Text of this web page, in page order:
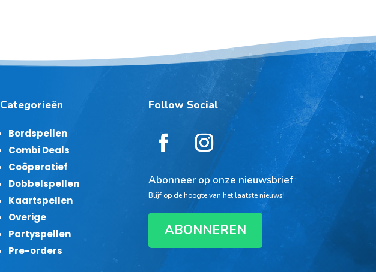
Categorieën
Bordspellen
Combi Deals
Coöperatief
Dobbelspellen
Kaartspellen
Overige
Partyspellen
Pre-orders
Follow Social
Abonneer op onze nieuwsbrief
Blijf op de hoogte van het laatste nieuws!
ABONNEREN